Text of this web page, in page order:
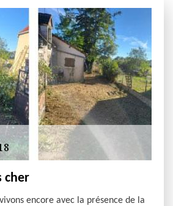
cher
encore avec la présence de la